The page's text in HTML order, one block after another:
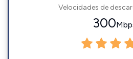
Velocidades de
300